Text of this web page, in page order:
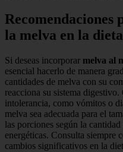
Recomendaciones
la melva en la
Si deseas incorporar melva al
esencial hacerlo de manera
cantidades de melva con su
reacciona su sistema
intolerancia, como vómitos o
melva sea adecuada para el
las porciones según la
energéticas. Consulta siempre
cambios significativos en la